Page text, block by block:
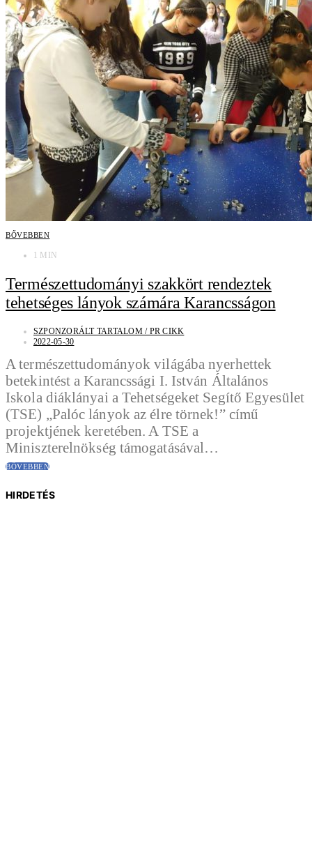
BŐVEBBEN
1 MIN
Természettudományi szakkört rendeztek
tehetséges lányok számára Karancsságon
SZPONZORÁLT TARTALOM / PR CIKK
2022-05-30
A természettudományok világába nyerhettek
betekintést a Karancssági I. István Általános
Iskola diáklányai a Tehetségeket Segítő Egyesület
(TSE) „Palóc lányok az élre törnek!” című
projektjének keretében. A TSE a
Miniszterelnökség támogatásával…
BŐVEBBEN
HIRDETÉS